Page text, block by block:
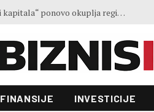
Ministar Forto: Profesionalni vozači ne mogu više čekati – Evropskoj komisiji ponudili smo provodivo rješenje
FINANSIJE INVESTICIJE